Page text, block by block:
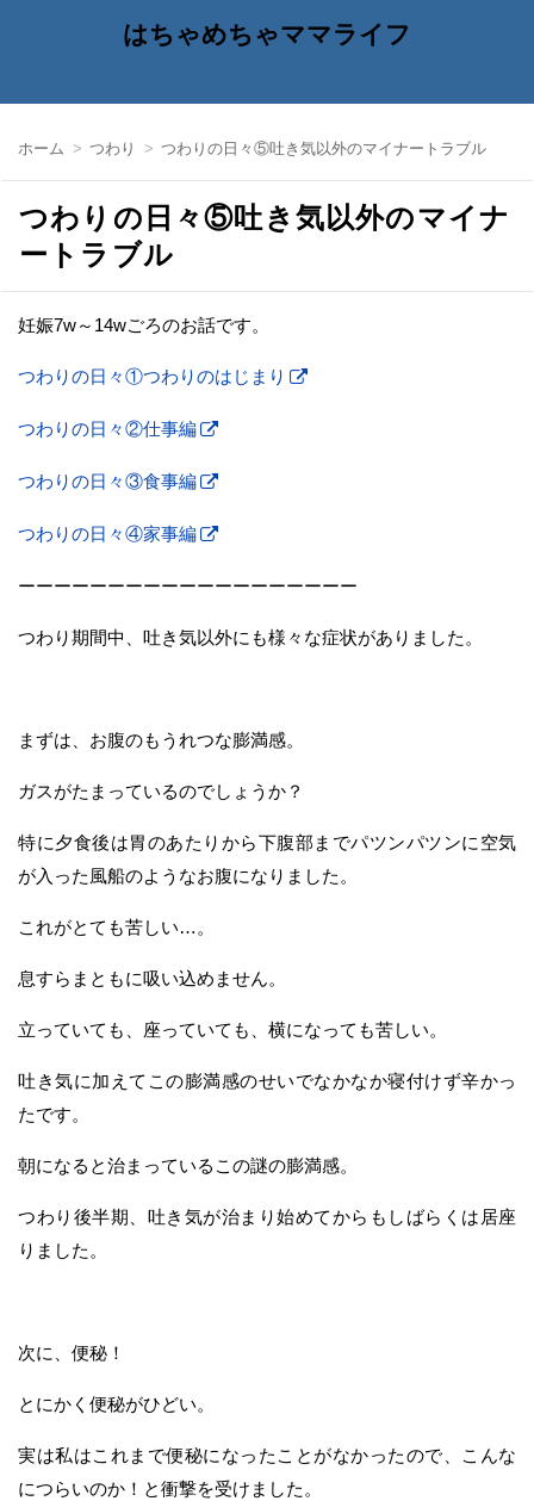
はちゃめちゃママライフ
ホーム つわり つわりの日々⑤吐き気以外のマイナートラブル
つわりの日々⑤吐き気以外のマイナ
ートラブル
妊娠7w～14wごろのお話です。
つわりの日々①つわりのはじまり
つわりの日々②仕事編
つわりの日々③食事編
つわりの日々④家事編
ーーーーーーーーーーーーーーーーーーー
つわり期間中、吐き気以外にも様々な症状がありました。
まずは、お腹のもうれつな膨満感。
ガスがたまっているのでしょうか？
特に夕食後は胃のあたりから下腹部までパツンパツンに空気
が入った風船のようなお腹になりました。
これがとても苦しい…。
息すらまともに吸い込めません。
立っていても、座っていても、横になっても苦しい。
吐き気に加えてこの膨満感のせいでなかなか寝付けず辛かっ
たです。
朝になると治まっているこの謎の膨満感。
つわり後半期、吐き気が治まり始めてからもしばらくは居座
りました。
次に、便秘！
とにかく便秘がひどい。
実は私はこれまで便秘になったことがなかったので、こんな
につらいのか！と衝撃を受けました。